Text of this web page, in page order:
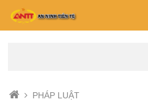
PHÁP LUẬT